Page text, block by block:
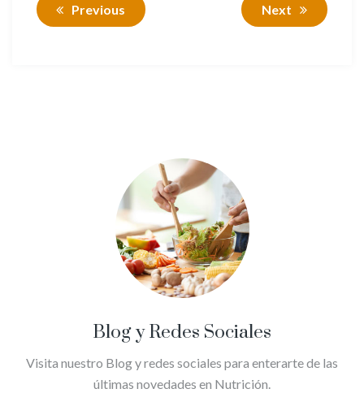
Previous Next
Blog y Redes Sociales
Visita nuestro Blog y redes sociales para enterarte de las
últimas novedades en Nutrición.